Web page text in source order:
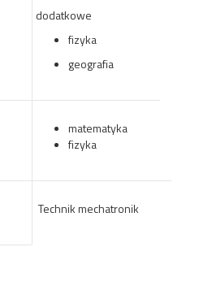
dodatkowe
fizyka
geografia
matematyka
fizyka
Technik mechatronik